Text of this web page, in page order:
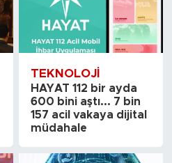
TEKNOLOJI
HAYAT 112 bir ayda
600 bini aştı... 7 bin
157 acil vakaya dijital
müdahale